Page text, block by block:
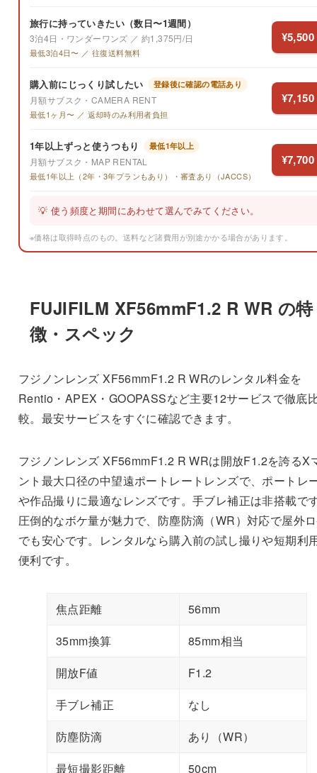
旅行に持っていきたい（数日〜1週間）
3泊4日・ワンダーワンズ ／ 約1,375円/日
最低3泊4日〜 ／ 往復送料無料
¥5,500
購入前にじっくり試したい 登録後に確認の電話あり
月額サブスク・CAMERA RENT
最低1ヶ月〜 ／ 返却時のみ利用者負担
¥7,150
1年以上ずっと使うつもり 最低1年以上
月額サブスク・MAP RENTAL
最低1年以上（2年・3年プランもあり）・審査あり（JACCS）
¥7,700
💡 使う頻度と期間にあわせて選んでみてください。
※価格は取得時点のもの。送料など諸費用が別途かかる場合があります。
FUJIFILM XF56mmF1.2 R WR の特
徴・スペック
フジノンレンズ XF56mmF1.2 R WRのレンタル料金を
Rentio・APEX・GOOPASSなど主要12サービスで徹底
較。最安サービスをすぐに確認できます。
フジノンレンズ XF56mmF1.2 R WRは開放F1.2を誇るX
ント最大口径の中望遠ポートレートレンズで、ポートレ
や作品撮りに最適なレンズです。手ブレ補正は非搭載で
圧倒的なボケ量が魅力で、防塵防滴（WR）対応で屋外
でも安心です。レンタルなら購入前の試し撮りや短期利
便利です。
焦点距離
56mm
35mm換算
85mm相当
開放F値
F1.2
手ブレ補正
なし
防塵防滴
あり（WR）
最短撮影距離
50cm